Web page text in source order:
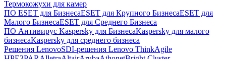
Термокожухи для камер
ПО ESET для БизнесаESET для Крупного БизнесаESET для
Малого БизнесаESET для Среднего Бизнеса
ПО Антивирус Kaspersky для БизнесаKaspersky для малого
бизнесаKaspersky для среднего бизнеса
Решения LenovoSDI-решения Lenovo ThinkAgile